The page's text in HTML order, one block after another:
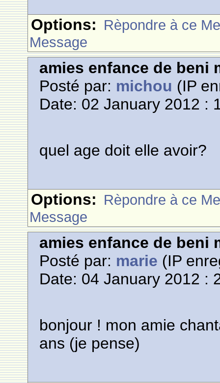
Options: Rèpondre à ce
Message
amies enfance de beni
Posté par: michou (IP
Date: 02 January 2012 :
quel age doit elle avoir?
Options: Rèpondre à ce
Message
amies enfance de beni
Posté par: marie (IP
Date: 04 January 2012 :
bonjour ! mon amie
ans (je pense)